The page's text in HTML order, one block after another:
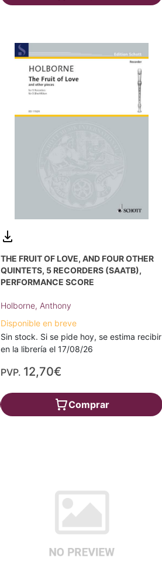
THE FRUIT OF LOVE, AND FOUR OTHER
QUINTETS, 5 RECORDERS (SAATB),
PERFORMANCE SCORE
Holborne, Anthony
Disponible en breve
Sin stock. Si se pide hoy, se estima recibir
en la librería el 17/08/26
PVP. 12,70€
Comprar